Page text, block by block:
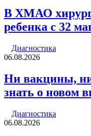
В ХМАО
ребенка с 32
Диагностика
06.08.2026
Ни вакцины,
знать о новом
Диагностика
06.08.2026